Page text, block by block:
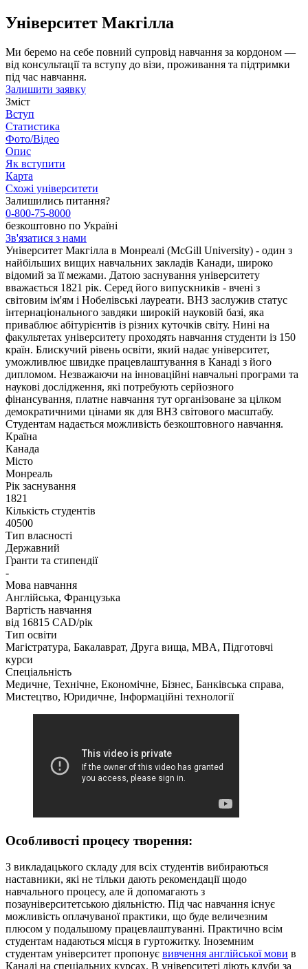
Університет Макгілла
Ми беремо на себе повний супровід навчання за кордоном —
від консультації та вступу до візи, проживання та підтримки
під час навчання.
Залишити заявку
Зміст
Вступ
Статистика
Фото/Відео
Опис
Як вступити
Карта
Схожі університети
Залишились питання?
0-800-75-8000
безкоштовно по Україні
Зв'язатися з нами
Університет Макгілла в Монреалі (McGill University) - один з
найбільших вищих навчальних закладів Канади, широко
відомий за її межами. Датою заснування університету
вважається 1821 рік. Серед його випускників - вчені з
світовим ім'ям і Нобелівські лауреати. ВНЗ заслужив статус
інтернаціонального завдяки широкій науковій базі, яка
приваблює абітурієнтів із різних куточків світу. Нині на
факультетах університету проходять навчання студенти із 150
країн. Блискучий рівень освіти, який надає університет,
уможливлює швидке працевлаштування в Канаді з його
дипломом. Незважаючи на інноваційні навчальні програми та
наукові дослідження, які потребують серйозного
фінансування, платне навчання тут організоване за цілком
демократичними цінами як для ВНЗ світового масштабу.
Студентам надається можливість безкоштовного навчання.
Країна
Канада
Місто
Монреаль
Рік заснування
1821
Кількість студентів
40500
Тип власності
Державний
Гранти та стипендії
-
Мова навчання
Англійська, Французька
Вартість навчання
від 16815 CAD/рік
Тип освіти
Магістратура, Бакалаврат, Друга вища, MBA, Підготовчі
курси
Спеціальність
Медичне, Технічне, Економічне, Бізнес, Банківська справа,
Мистецтво, Юридичне, Інформаційні технології
Особливості процесу творення:
З викладацького складу для всіх студентів вибираються
наставники, які не тільки дають рекомендації щодо
навчального процесу, але й допомагають з
позауніверситетською діяльністю. Під час навчання існує
можливість оплачуваної практики, що буде величезним
плюсом у подальшому працевлаштуванні. Практично всім
студентам надаються місця в гуртожитку. Іноземним
студентам університет пропонує вивчення англійської мови в
Канаді на спеціальних курсах. В університеті діють клуби за